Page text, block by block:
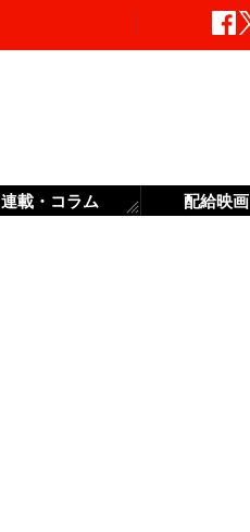
連載・コラム 配給映画